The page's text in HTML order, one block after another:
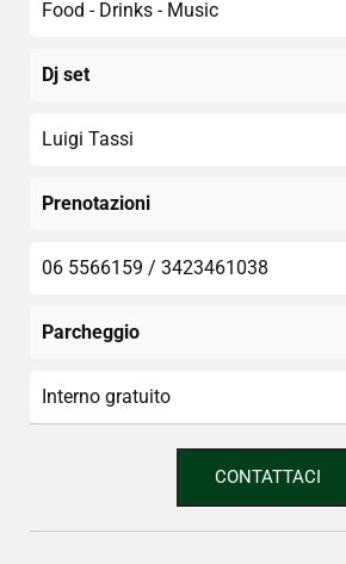
Food - Drinks - Music
Dj set
Luigi Tassi
Prenotazioni
06 5566159 / 3423461038
Parcheggio
Interno gratuito
CONTATTACI